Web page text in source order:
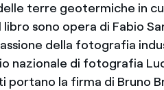
terre geotermiche in
sono opera di Fabio
della fotografia
nazionale di fotografia
la firma di Bruno